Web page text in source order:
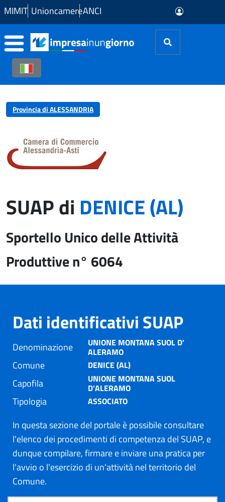
Skip to Main Content
MIMIT UnioncamereANCI
Provincia di ALESSANDRIA
SUAP di DENICE (AL)
Sportello Unico delle Attività
Produttive n° 6064
Dati identificativi SUAP
Denominazione UNIONE MONTANA SUOL D'
ALERAMO
Comune DENICE (AL)
Capofila UNIONE MONTANA SUOL
D'ALERAMO
Tipologia ASSOCIATO
In questa sezione del portale è possibile consultare
l'elenco dei procedimenti di competenza del SUAP, e
dunque compilare, firmare e inviare una pratica per
l'avvio o l'esercizio di un'attività nel territorio del
Comune.